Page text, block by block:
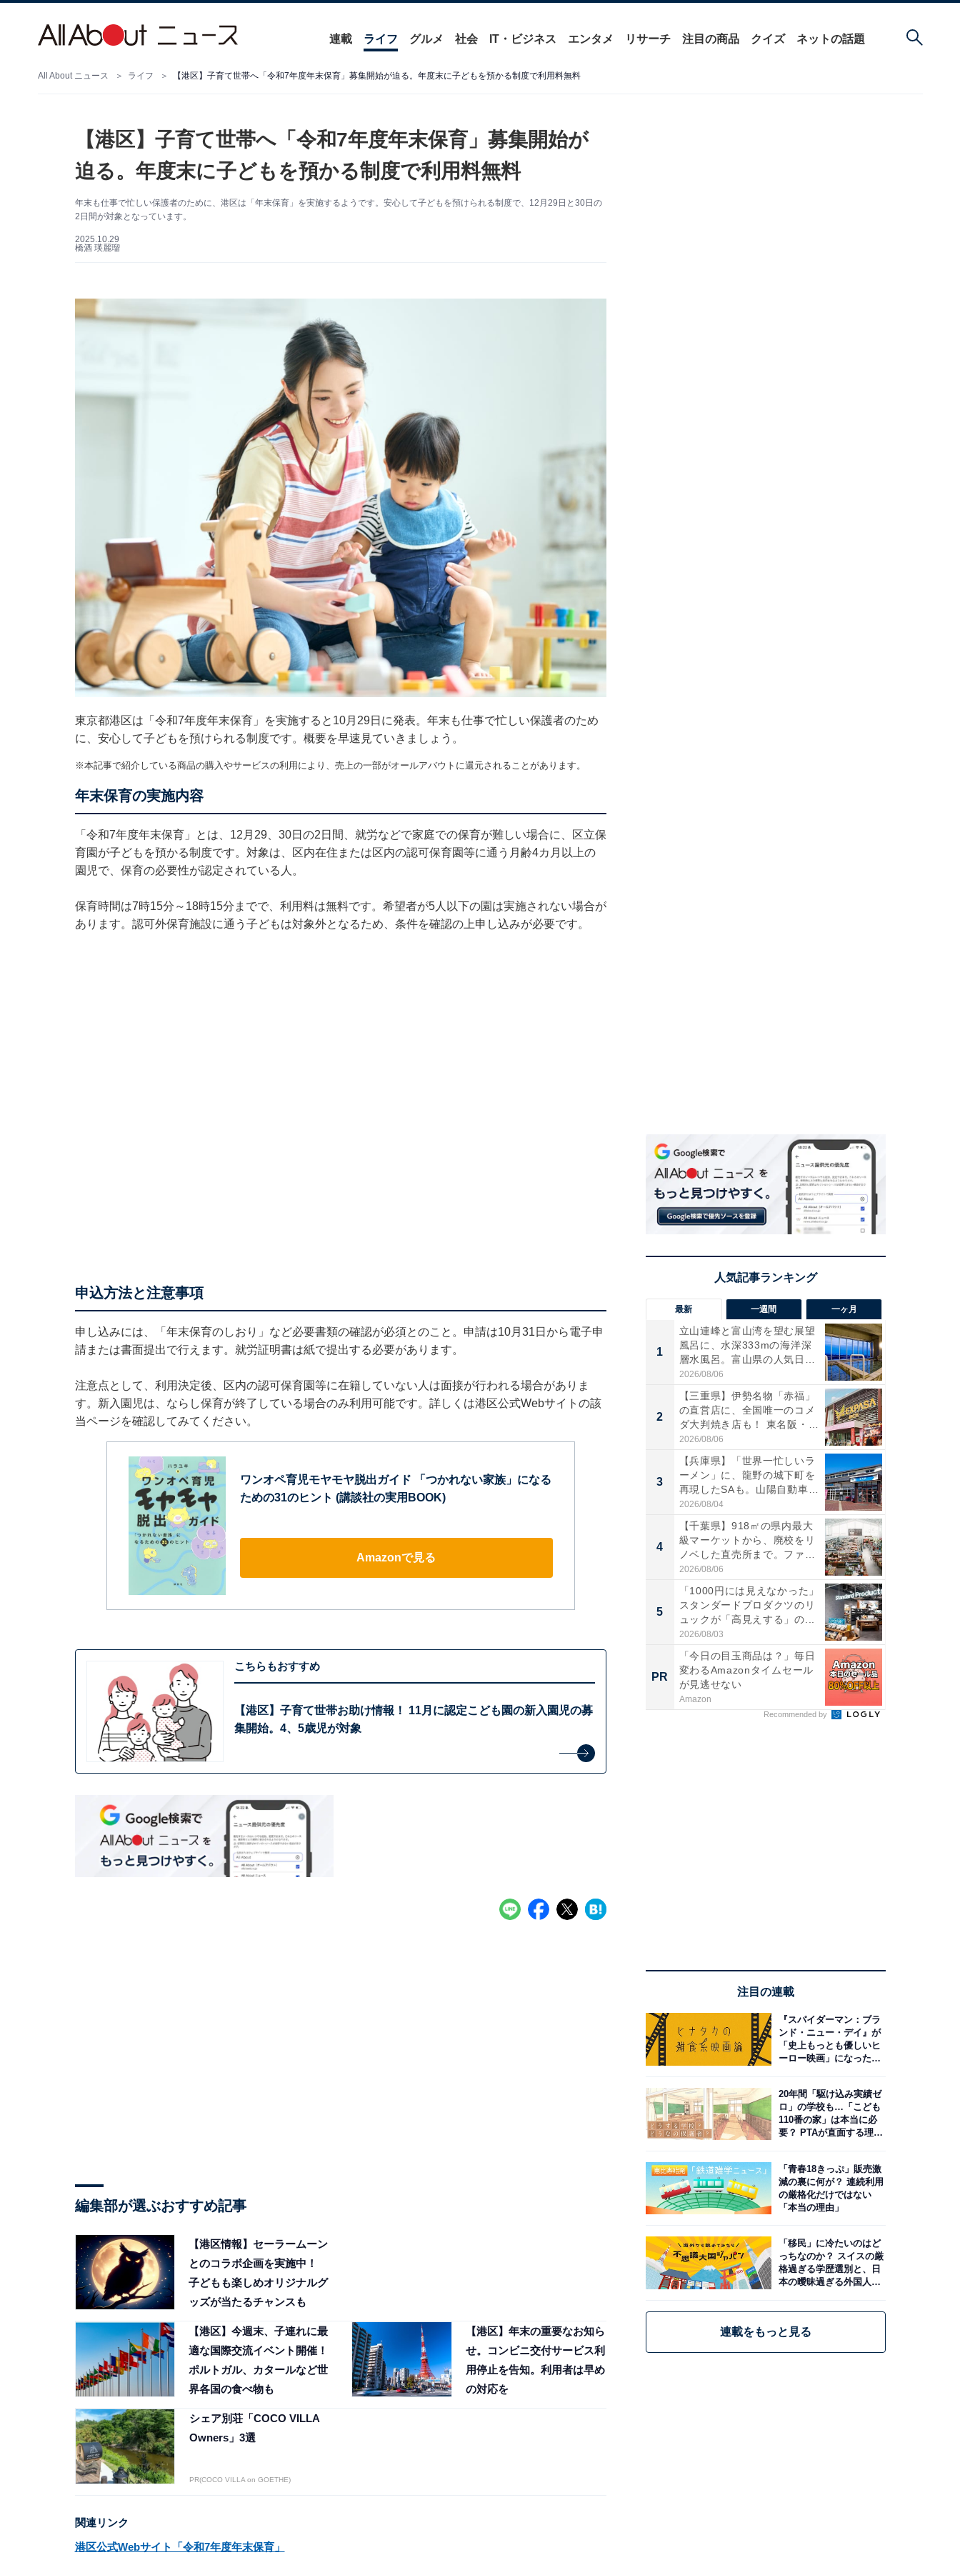
連載 ライフ グルメ 社会 IT・ビジネス エンタメ リサーチ 注目の商品 クイズ ネットの話題
All About ニュース ライフ 【港区】子育て世帯へ「令和7年度年末保育」募集開始が迫る。年度末に子どもを預かる制度で利用料無料
【港区】子育て世帯へ「令和7年度年末保育」募集開始が
迫る。年度末に子どもを預かる制度で利用料無料
年末も仕事で忙しい保護者のために、港区は「年末保育」を実施するようです。安心して子どもを預けられる制度で、12月29日と30日の
2日間が対象となっています。
2025.10.29
橋酒 瑛麗瑠
東京都港区は「令和7年度年末保育」を実施すると10月29日に発表。年末も仕事で忙しい保護者のため
に、安心して子どもを預けられる制度です。概要を早速見ていきましょう。
※本記事で紹介している商品の購入やサービスの利用により、売上の一部がオールアバウトに還元されることがあります。
年末保育の実施内容
「令和7年度年末保育」とは、12月29、30日の2日間、就労などで家庭での保育が難しい場合に、区立保
育園が子どもを預かる制度です。対象は、区内在住または区内の認可保育園等に通う月齢4カ月以上の
園児で、保育の必要性が認定されている人。
保育時間は7時15分～18時15分までで、利用料は無料です。希望者が5人以下の園は実施されない場合が
あります。認可外保育施設に通う子どもは対象外となるため、条件を確認の上申し込みが必要です。
申込方法と注意事項
申し込みには、「年末保育のしおり」など必要書類の確認が必須とのこと。申請は10月31日から電子申
請または書面提出で行えます。就労証明書は紙で提出する必要があります。
注意点として、利用決定後、区内の認可保育園等に在籍していない人は面接が行われる場合がありま
す。新入園児は、ならし保育が終了している場合のみ利用可能です。詳しくは港区公式Webサイトの該
当ページを確認してみてください。
ワンオペ育児モヤモヤ脱出ガイド 「つかれない家族」になる
ための31のヒント (講談社の実用BOOK)
Amazonで見る
こちらもおすすめ
【港区】子育て世帯お助け情報！ 11月に認定こども園の新入園児の募
集開始。4、5歳児が対象
編集部が選ぶおすすめ記事
【港区情報】セーラームーン
とのコラボ企画を実施中！
子どもも楽しめオリジナルグ
ッズが当たるチャンスも
【港区】今週末、子連れに最
適な国際交流イベント開催！
ポルトガル、カタールなど世
界各国の食べ物も
【港区】年末の重要なお知ら
せ。コンビニ交付サービス利
用停止を告知。利用者は早め
の対応を
シェア別荘「COCO VILLA
Owners」3選
PR(COCO VILLA on GOETHE)
関連リンク
港区公式Webサイト「令和7年度年末保育」
最新 一週間 一ヶ月
1
立山連峰と富山湾を望む展望
風呂に、水深333mの海洋深
層水風呂。富山県の人気日
帰...
2026/08/06
2
【三重県】伊勢名物「赤福」
の直営店に、全国唯一のコメ
ダ大判焼き店も！ 東名阪・
伊...
2026/08/06
3
【兵庫県】「世界一忙しいラ
ーメン」に、龍野の城下町を
再現したSAも。山陽自動車
道...
2026/08/04
4
【千葉県】918㎡の県内最大
級マーケットから、廃校をリ
ノベした直売所まで。ファ
ー...
2026/08/06
5
「1000円には見えなかった」
スタンダードプロダクツのリ
ュックが「高見えする」の...
2026/08/03
PR
「今日の目玉商品は？」毎日
変わるAmazonタイムセール
が見逃せない
Amazon
Recommended by
注目の連載
『スパイダーマン：ブラ
ンド・ニュー・デイ』が
「史上もっとも優しいヒ
ーロー映画」になった理
20年間「駆け込み実績ゼ
ロ」の学校も…「こども
110番の家」は本当に必
要？ PTAが直面する理想
「青春18きっぷ」販売激
減の裏に何が？ 連続利用
の厳格化だけではない
「本当の理由」
「移民」に冷たいのはど
っちなのか？ スイスの厳
格過ぎる学歴選別と、日
本の曖昧過ぎる外国人政
連載をもっと見る